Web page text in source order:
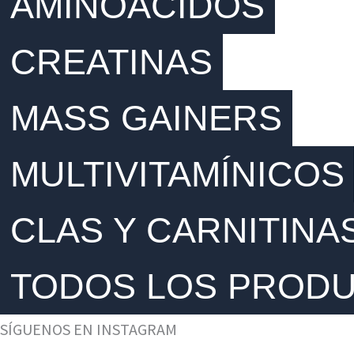
CREATINAS
MASS GAINERS
MULTIVITAMÍNICOS
CLAS Y
TODOS LOS
SÍGUENOS EN INSTAGRAM